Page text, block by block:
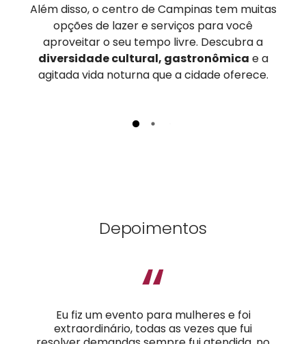
Além disso, o centro de Campinas tem muitas
opções de lazer e serviços para você
aproveitar o seu tempo livre. Descubra a
diversidade cultural, gastronômica e a
agitada vida noturna que a cidade oferece.
Depoimentos
“
Eu fiz um evento para mulheres e foi
extraordinário, todas as vezes que fui